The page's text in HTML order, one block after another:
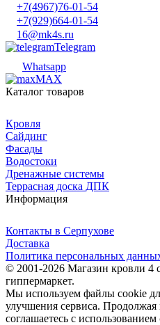
+7(4967)76-01-54
+7(929)664-01-54
16@mk4s.ru
Telegram
Whatsapp
MAX
Каталог товаров
Кровля
Сайдинг
Фасады
Водостоки
Дренажные системы
Террасная доска ДПК
Информация
Контакты в Серпухове
Доставка
Политика персональных
© 2001-2026 Магазин кровли 4
гиппермаркет.
Мы используем файлы cookie
улучшения сервиса. Продолжая
соглашаетесь с использованием